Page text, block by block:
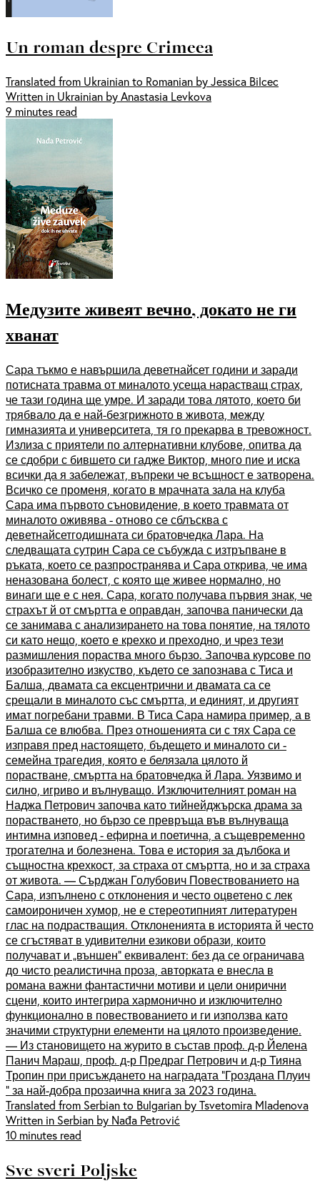
Un roman despre Crimeea
Translated from Ukrainian to Romanian by Jessica Bilcec
Written in Ukrainian by Anastasia Levkova
9 minutes read
Медузите живеят вечно, докато не ги
хванат
Сара тъкмо е навършила деветнайсет години и заради
потисната травма от миналото усеща нарастващ страх,
че тази година ще умре. И заради това лятото, което би
трябвало да е най-безгрижното в живота, между
гимназията и университета, тя го прекарва в тревожност.
Излиза с приятели по алтернативни клубове, опитва да
се сдобри с бившето си гадже Виктор, много пие и иска
всички да я забележат, въпреки че всъщност е затворена.
Всичко се променя, когато в мрачната зала на клуба
Сара има първото съновидение, в което травмата от
миналото оживява - отново се сблъсква с
деветнайсетгодишната си братовчедка Лара. На
следващата сутрин Сара се събужда с изтръпване в
ръката, което се разпространява и Сара открива, че има
неназована болест, с която ще живее нормално, но
винаги ще е с нея. Сара, когато получава първия знак, че
страхът й от смъртта е оправдан, започва панически да
се занимава с анализирането на това понятие, на тялото
си като нещо, което е крехко и преходно, и чрез тези
размишления пораства много бързо. Започва курсове по
изобразително изкуство, където се запознава с Тиса и
Балша, двамата са ексцентрични и двамата са се
срещали в миналото със смъртта, и единият, и другият
имат погребани травми. В Тиса Сара намира пример, а в
Балша се влюбва. През отношенията си с тях Сара се
изправя пред настоящето, бъдещето и миналото си -
семейна трагедия, която е белязала цялото й
порастване, смъртта на братовчедка й Лара. Уязвимо и
силно, игриво и вълнуващо. Изключителният роман на
Наджа Петрович започва като тийнейджърска драма за
порастването, но бързо се превръща във вълнуваща
интимна изповед - ефирна и поетична, а същевременно
трогателна и болезнена. Това е история за дълбока и
същностна крехкост, за страха от смъртта, но и за страха
от живота. — Сърджан Голубович Повествованието на
Сара, изпълнено с отклонения и често оцветено с лек
самоироничен хумор, не е стереотипният литературен
глас на подрастващия. Отклоненията в историята й често
се сгъстяват в удивителни езикови образи, които
получават и „външен“ еквивалент: без да се ограничава
до чисто реалистична проза, авторката е внесла в
романа важни фантастични мотиви и цели онирични
сцени, които интегрира хармонично и изключително
функционално в повествованието и ги използва като
значими структурни елементи на цялото произведение.
— Из становището на журито в състав проф. д-р Йелена
Панич Мараш, проф. д-р Предраг Петрович и д-р Тияна
Тропин при присъждането на наградата "Гроздана Плуич
" за най-добра прозаична книга за 2023 година.
Translated from Serbian to Bulgarian by Tsvetomira Mladenova
Written in Serbian by Nađa Petrović
10 minutes read
Sve sveri Poljske